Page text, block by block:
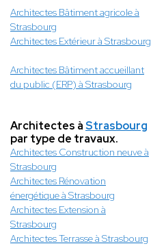
Architectes Bâtiment agricole à
Strasbourg
Architectes Extérieur à Strasbourg
Architectes Bâtiment accueillant
du public (ERP) à Strasbourg
Architectes àStrasbourg
par type de travaux.
Architectes Construction neuve à
Strasbourg
Architectes Rénovation
énergétique à Strasbourg
Architectes Extension à
Strasbourg
Architectes Terrasse à Strasbourg